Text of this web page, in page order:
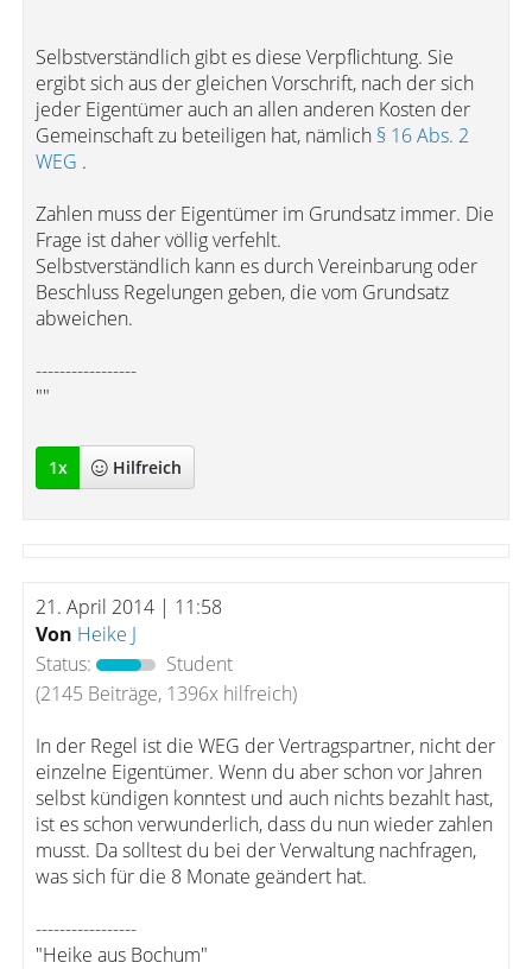
Selbstverständlich gibt es diese Verpflichtung. Sie
ergibt sich aus der gleichen Vorschrift, nach der sich
jeder Eigentümer auch an allen anderen Kosten der
Gemeinschaft zu beteiligen hat, nämlich § 16 Abs. 2
WEG .
Zahlen muss der Eigentümer im Grundsatz immer. Die
Frage ist daher völlig verfehlt.
Selbstverständlich kann es durch Vereinbarung oder
Beschluss Regelungen geben, die vom Grundsatz
abweichen.
-----------------
""
1x Hilfreich
21. April 2014 | 11:58
Von Heike J
Status:
Student
(2145 Beiträge, 1396x hilfreich)
In der Regel ist die WEG der Vertragspartner, nicht der
einzelne Eigentümer. Wenn du aber schon vor Jahren
selbst kündigen konntest und auch nichts bezahlt hast,
ist es schon verwunderlich, dass du nun wieder zahlen
musst. Da solltest du bei der Verwaltung nachfragen,
was sich für die 8 Monate geändert hat.
-----------------
"Heike aus Bochum"